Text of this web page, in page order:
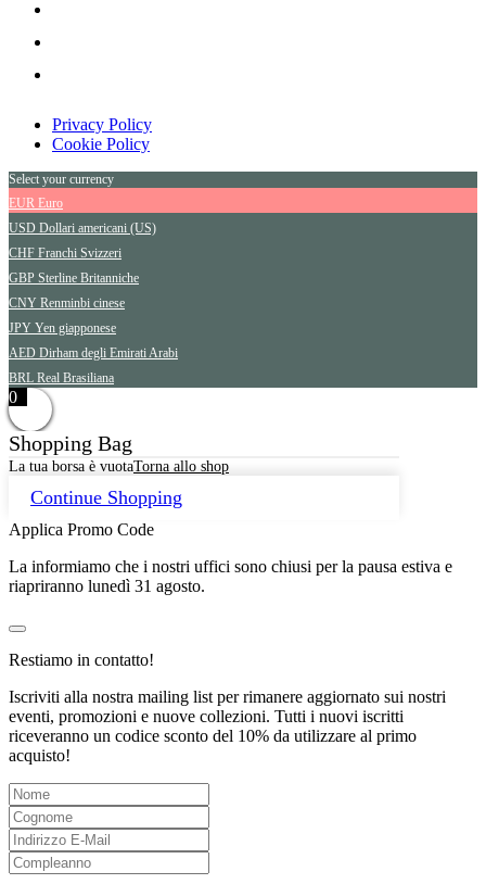
Privacy Policy
Cookie Policy
Select your currency
EUR Euro
USD Dollari americani (US)
CHF Franchi Svizzeri
GBP Sterline Britanniche
CNY Renminbi cinese
JPY Yen giapponese
AED Dirham degli Emirati Arabi
BRL Real Brasiliana
0
Shopping Bag
La tua borsa è vuotaTorna allo shop
Continue Shopping
Applica Promo Code
La informiamo che i nostri uffici sono chiusi per la pausa estiva e
riapriranno lunedì 31 agosto.
Restiamo in contatto!
Iscriviti alla nostra mailing list per rimanere aggiornato sui nostri
eventi, promozioni e nuove collezioni. Tutti i nuovi iscritti
riceveranno un codice sconto del 10% da utilizzare al primo
acquisto!